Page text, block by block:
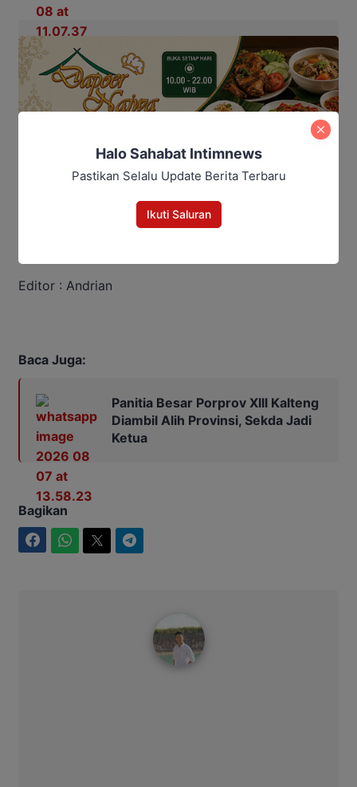
Editor : Andrian
Baca Juga:
Panitia Besar Porprov Xlll Kalteng
Diambil Alih Provinsi, Sekda Jadi
Ketua
Bagikan
Halo Sahabat Intimnews
Pastikan Selalu Update Berita Terbaru
Ikuti Saluran